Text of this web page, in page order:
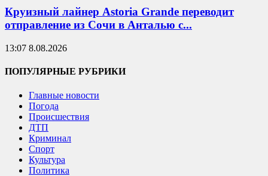
Круизный лайнер Astoria Grande переводит
отправление из Сочи в Анталью с...
13:07 8.08.2026
ПОПУЛЯРНЫЕ РУБРИКИ
Главные новости
Погода
Происшествия
ДТП
Криминал
Спорт
Культура
Политика